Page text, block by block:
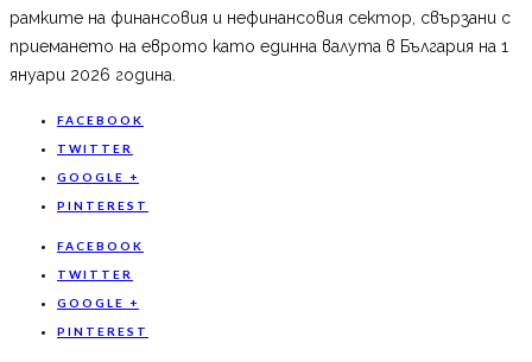
рамките на финансовия и нефинансовия сектор, свързани с
приемането на еврото като единна валута в България на 1
януари 2026 година.
FACEBOOK
TWITTER
GOOGLE +
PINTEREST
FACEBOOK
TWITTER
GOOGLE +
PINTEREST